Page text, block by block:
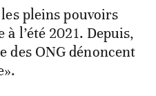
pleins pouvoirs
l’été 2021. Depuis,
des ONG dénoncent